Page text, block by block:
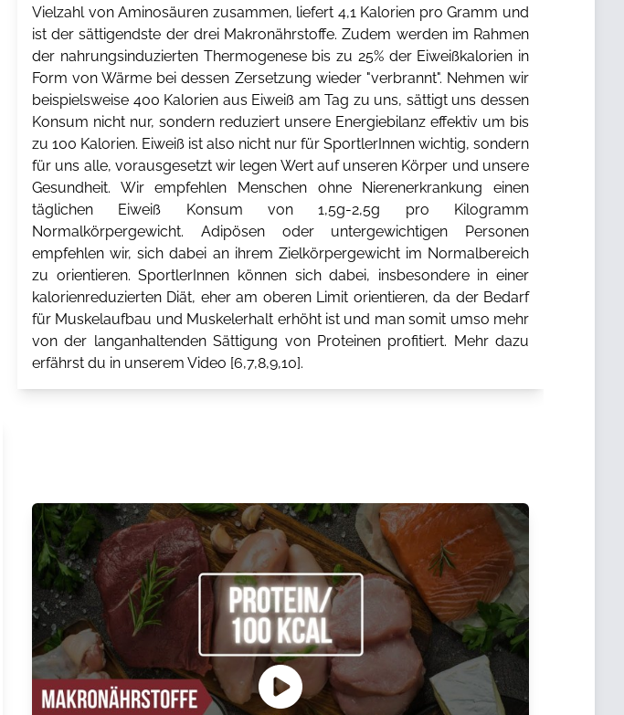
Vielzahl von Aminosäuren zusammen, liefert 4,1 Kalorien pro Gramm und
ist der sättigendste der drei Makronährstoffe. Zudem werden im Rahmen
der nahrungsinduzierten Thermogenese bis zu 25% der Eiweißkalorien in
Form von Wärme bei dessen Zersetzung wieder "verbrannt". Nehmen wir
beispielsweise 400 Kalorien aus Eiweiß am Tag zu uns, sättigt uns dessen
Konsum nicht nur, sondern reduziert unsere Energiebilanz effektiv um bis
zu 100 Kalorien. Eiweiß ist also nicht nur für SportlerInnen wichtig, sondern
für uns alle, vorausgesetzt wir legen Wert auf unseren Körper und unsere
Gesundheit. Wir empfehlen Menschen ohne Nierenerkrankung einen
täglichen Eiweiß Konsum von 1,5g-2,5g pro Kilogramm
Normalkörpergewicht. Adipösen oder untergewichtigen Personen
empfehlen wir, sich dabei an ihrem Zielkörpergewicht im Normalbereich
zu orientieren. SportlerInnen können sich dabei, insbesondere in einer
kalorienreduzierten Diät, eher am oberen Limit orientieren, da der Bedarf
für Muskelaufbau und Muskelerhalt erhöht ist und man somit umso mehr
von der langanhaltenden Sättigung von Proteinen profitiert. Mehr dazu
erfährst du in unserem Video [6,7,8,9,10].